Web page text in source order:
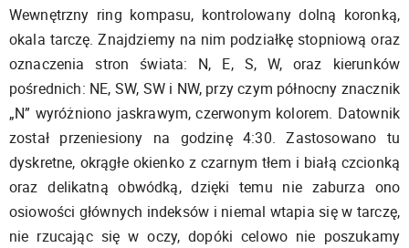
Wewnętrzny ring kompasu, kontrolowany dolną koronką,
okala tarczę. Znajdziemy na nim podziałkę stopniową oraz
oznaczenia stron świata: N, E, S, W, oraz kierunków
pośrednich: NE, SW, SW i NW, przy czym północny znacznik
„N” wyróżniono jaskrawym, czerwonym kolorem. Datownik
został przeniesiony na godzinę 4:30. Zastosowano tu
dyskretne, okrągłe okienko z czarnym tłem i białą czcionką
oraz delikatną obwódką, dzięki temu nie zaburza ono
osiowości głównych indeksów i niemal wtapia się w tarczę,
nie rzucając się w oczy, dopóki celowo nie poszukamy